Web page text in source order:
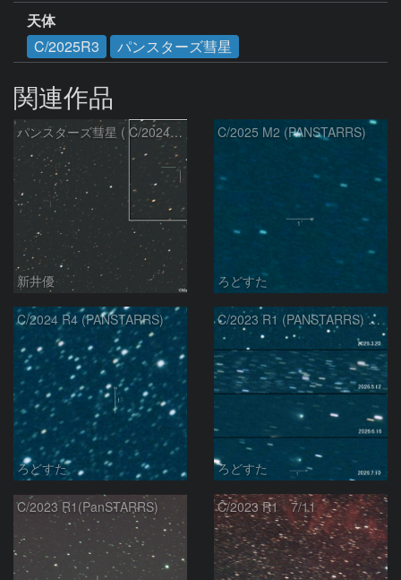
天体
C/2025R3
パンスターズ彗星
関連作品
パンスターズ彗星 ( C/2024R4 )：2026/07/27
新井優
C/2025 M2 (PANSTARRS)
ろどすた
C/2024 R4 (PANSTARRS)
ろどすた
C/2023 R1 (PANSTARRS) の変化
ろどすた
C/2023 R1(PanSTARRS) C/2023 R1 7/11